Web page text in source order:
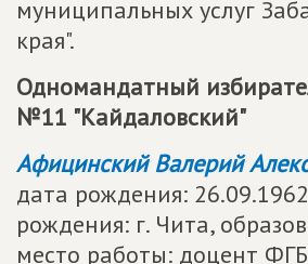
муниципальных услуг
края".
Одномандатный
№11 "Кайдаловский"
Афицинский Валерий
дата рождения:
рождения: г. Чита,
место работы: доцент